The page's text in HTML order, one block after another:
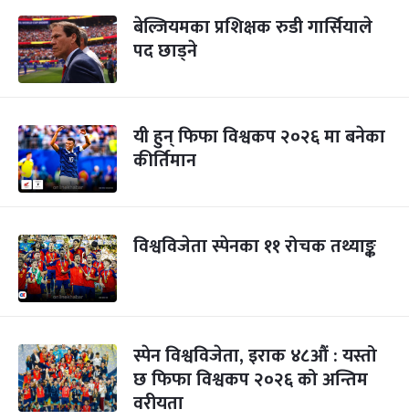
बेल्जियमका प्रशिक्षक रुडी गार्सियाले
पद छाड्ने
यी हुन् फिफा विश्वकप २०२६ मा बनेका
कीर्तिमान
विश्वविजेता स्पेनका ११ रोचक तथ्याङ्क
स्पेन विश्वविजेता, इराक ४८औं : यस्तो
छ फिफा विश्वकप २०२६ को अन्तिम
वरीयता